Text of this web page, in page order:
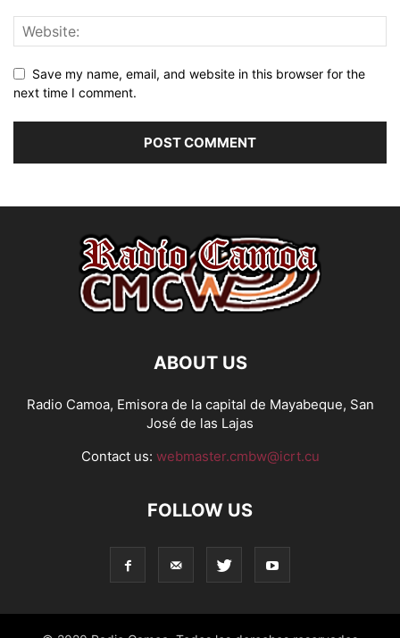
Save my name, email, and website in this browser for the
next time I comment.
ABOUT US
Radio Camoa, Emisora de la capital de Mayabeque, San
José de las Lajas
Contact us: webmaster.cmbw@icrt.cu
FOLLOW US